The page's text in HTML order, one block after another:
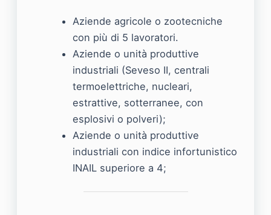
Aziende agricole o zootecniche
con più di 5 lavoratori.
Aziende o unità produttive
industriali (Seveso II, centrali
termoelettriche, nucleari,
estrattive, sotterranee, con
esplosivi o polveri);
Aziende o unità produttive
industriali con indice infortunistico
INAIL superiore a 4;